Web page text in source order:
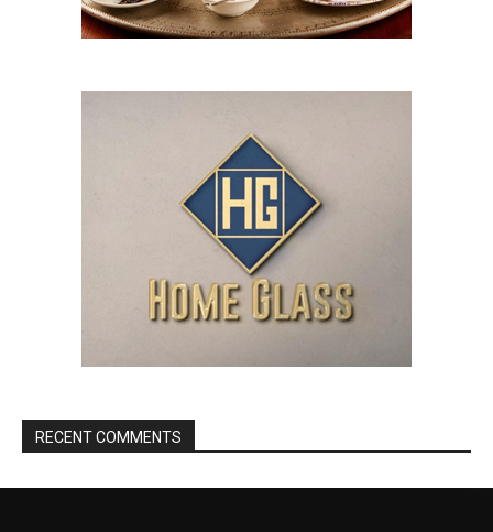
RECENT COMMENTS